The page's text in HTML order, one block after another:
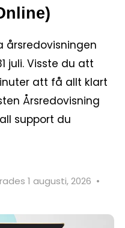
årsredovisningen
juli. Visste du att
att få allt klart
Årsredovisning
support du
1 augusti, 2026 •